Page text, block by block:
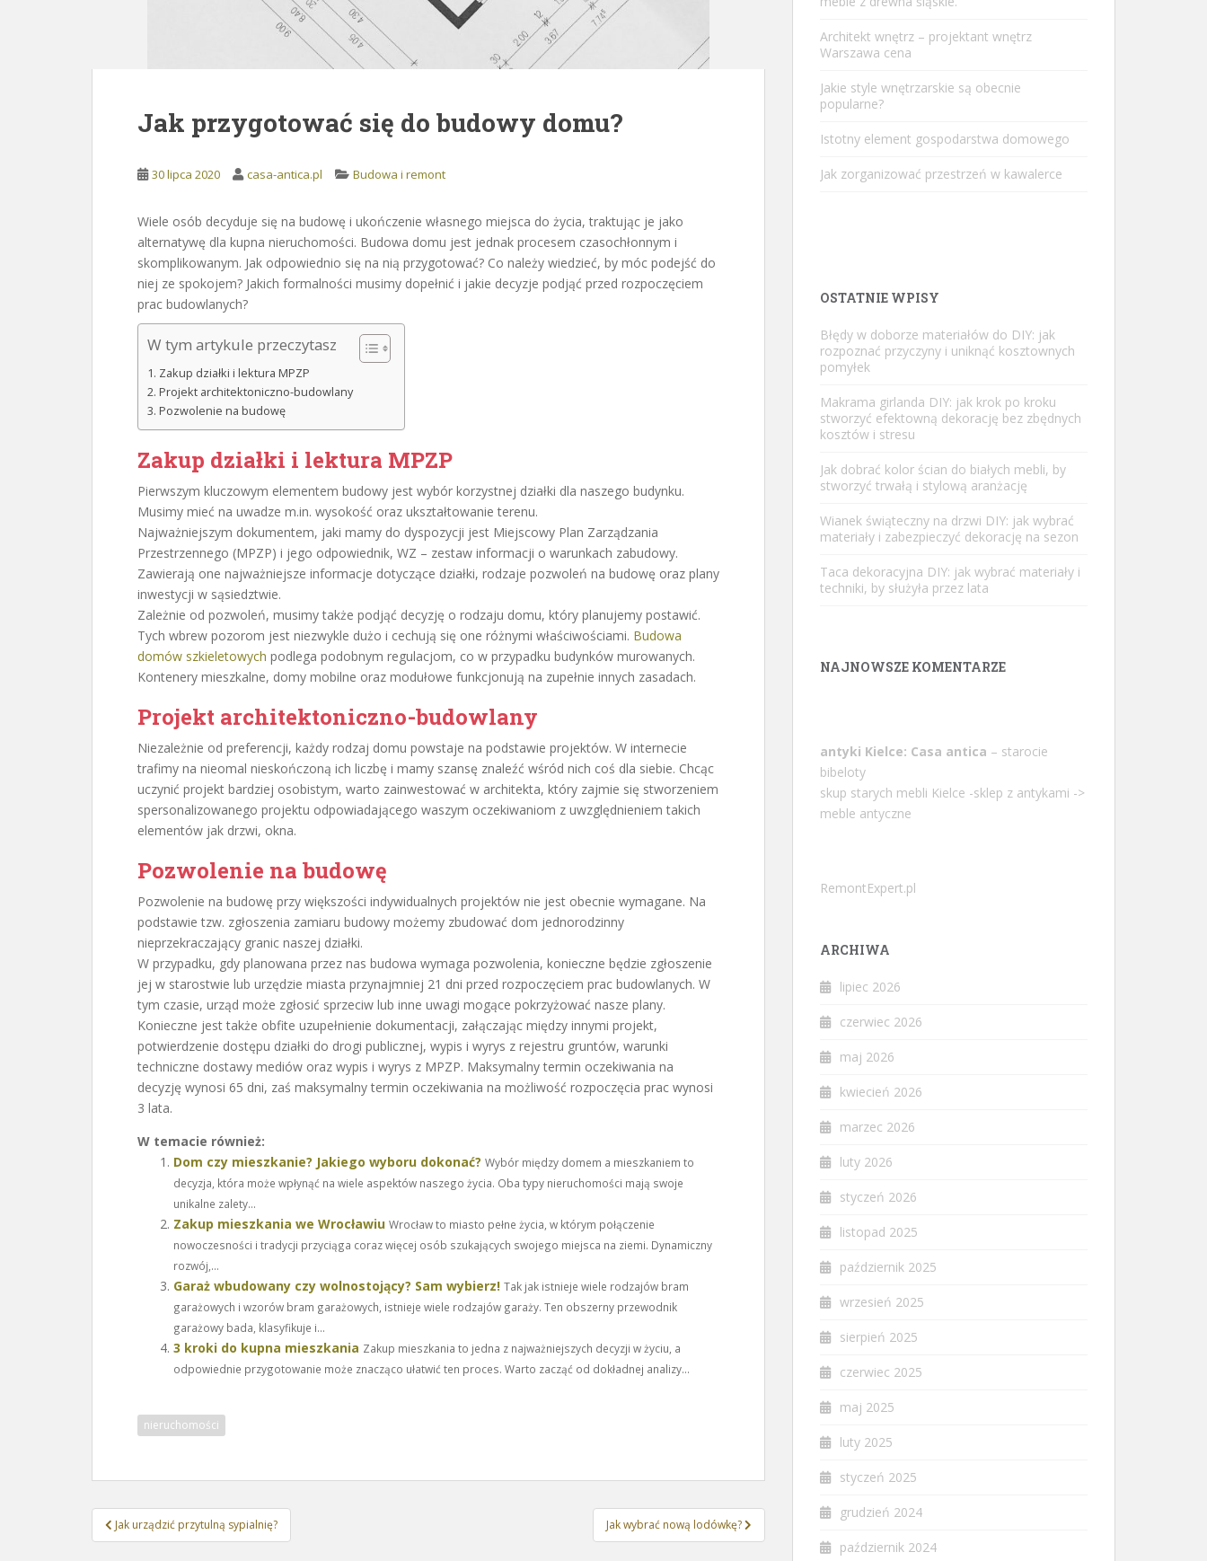
Jak przygotować się do budowy domu?
30 lipca 2020 casa-antica.pl Budowa i remont
Wiele osób decyduje się na budowę i ukończenie własnego miejsca do życia, traktując je jako
alternatywę dla kupna nieruchomości. Budowa domu jest jednak procesem czasochłonnym i
skomplikowanym. Jak odpowiednio się na nią przygotować? Co należy wiedzieć, by móc podejść do
niej ze spokojem? Jakich formalności musimy dopełnić i jakie decyzje podjąć przed rozpoczęciem
prac budowlanych?
W tym artykule przeczytasz
Zakup działki i lektura MPZP
Projekt architektoniczno-budowlany
Pozwolenie na budowę
Zakup działki i lektura MPZP
Pierwszym kluczowym elementem budowy jest wybór korzystnej działki dla naszego budynku.
Musimy mieć na uwadze m.in. wysokość oraz ukształtowanie terenu.
Najważniejszym dokumentem, jaki mamy do dyspozycji jest Miejscowy Plan Zarządzania
Przestrzennego (MPZP) i jego odpowiednik, WZ – zestaw informacji o warunkach zabudowy.
Zawierają one najważniejsze informacje dotyczące działki, rodzaje pozwoleń na budowę oraz plany
inwestycji w sąsiedztwie.
Zależnie od pozwoleń, musimy także podjąć decyzję o rodzaju domu, który planujemy postawić.
Tych wbrew pozorom jest niezwykle dużo i cechują się one różnymi właściwościami. Budowa
domów szkieletowych podlega podobnym regulacjom, co w przypadku budynków murowanych.
Kontenery mieszkalne, domy mobilne oraz modułowe funkcjonują na zupełnie innych zasadach.
Projekt architektoniczno-budowlany
Niezależnie od preferencji, każdy rodzaj domu powstaje na podstawie projektów. W internecie
trafimy na nieomal nieskończoną ich liczbę i mamy szansę znaleźć wśród nich coś dla siebie. Chcąc
uczynić projekt bardziej osobistym, warto zainwestować w architekta, który zajmie się stworzeniem
spersonalizowanego projektu odpowiadającego waszym oczekiwaniom z uwzględnieniem takich
elementów jak drzwi, okna.
Pozwolenie na budowę
Pozwolenie na budowę przy większości indywidualnych projektów nie jest obecnie wymagane. Na
podstawie tzw. zgłoszenia zamiaru budowy możemy zbudować dom jednorodzinny
nieprzekraczający granic naszej działki.
W przypadku, gdy planowana przez nas budowa wymaga pozwolenia, konieczne będzie zgłoszenie
jej w starostwie lub urzędzie miasta przynajmniej 21 dni przed rozpoczęciem prac budowlanych. W
tym czasie, urząd może zgłosić sprzeciw lub inne uwagi mogące pokrzyżować nasze plany.
Konieczne jest także obfite uzupełnienie dokumentacji, załączając między innymi projekt,
potwierdzenie dostępu działki do drogi publicznej, wypis i wyrys z rejestru gruntów, warunki
techniczne dostawy mediów oraz wypis i wyrys z MPZP. Maksymalny termin oczekiwania na
decyzję wynosi 65 dni, zaś maksymalny termin oczekiwania na możliwość rozpoczęcia prac wynosi
3 lata.
W temacie również:
Dom czy mieszkanie? Jakiego wyboru dokonać? Wybór między domem a mieszkaniem to
decyzja, która może wpłynąć na wiele aspektów naszego życia. Oba typy nieruchomości mają swoje
unikalne zalety...
Zakup mieszkania we Wrocławiu Wrocław to miasto pełne życia, w którym połączenie
nowoczesności i tradycji przyciąga coraz więcej osób szukających swojego miejsca na ziemi. Dynamiczny
rozwój,...
Garaż wbudowany czy wolnostojący? Sam wybierz! Tak jak istnieje wiele rodzajów bram
garażowych i wzorów bram garażowych, istnieje wiele rodzajów garaży. Ten obszerny przewodnik
garażowy bada, klasyfikuje i...
3 kroki do kupna mieszkania Zakup mieszkania to jedna z najważniejszych decyzji w życiu, a
odpowiednie przygotowanie może znacząco ułatwić ten proces. Warto zacząć od dokładnej analizy...
nieruchomości
Nawigacja
wpisu
Jak urządzić przytulną sypialnię? Jak wybrać nową lodówkę?
Architekt wnętrz – projektant wnętrz
Warszawa cena
Jakie style wnętrzarskie są obecnie
popularne?
Istotny element gospodarstwa domowego
Jak zorganizować przestrzeń w kawalerce
OSTATNIE WPISY
Błędy w doborze materiałów do DIY: jak
rozpoznać przyczyny i uniknąć kosztownych
pomyłek
Makrama girlanda DIY: jak krok po kroku
stworzyć efektowną dekorację bez zbędnych
kosztów i stresu
Jak dobrać kolor ścian do białych mebli, by
stworzyć trwałą i stylową aranżację
Wianek świąteczny na drzwi DIY: jak wybrać
materiały i zabezpieczyć dekorację na sezon
Taca dekoracyjna DIY: jak wybrać materiały i
techniki, by służyła przez lata
NAJNOWSZE KOMENTARZE
antyki Kielce: Casa antica – starocie
bibeloty
skup starych mebli Kielce -sklep z antykami ->
meble antyczne
RemontExpert.pl
ARCHIWA
lipiec 2026
czerwiec 2026
maj 2026
kwiecień 2026
marzec 2026
luty 2026
styczeń 2026
listopad 2025
październik 2025
wrzesień 2025
sierpień 2025
czerwiec 2025
maj 2025
luty 2025
styczeń 2025
grudzień 2024
październik 2024